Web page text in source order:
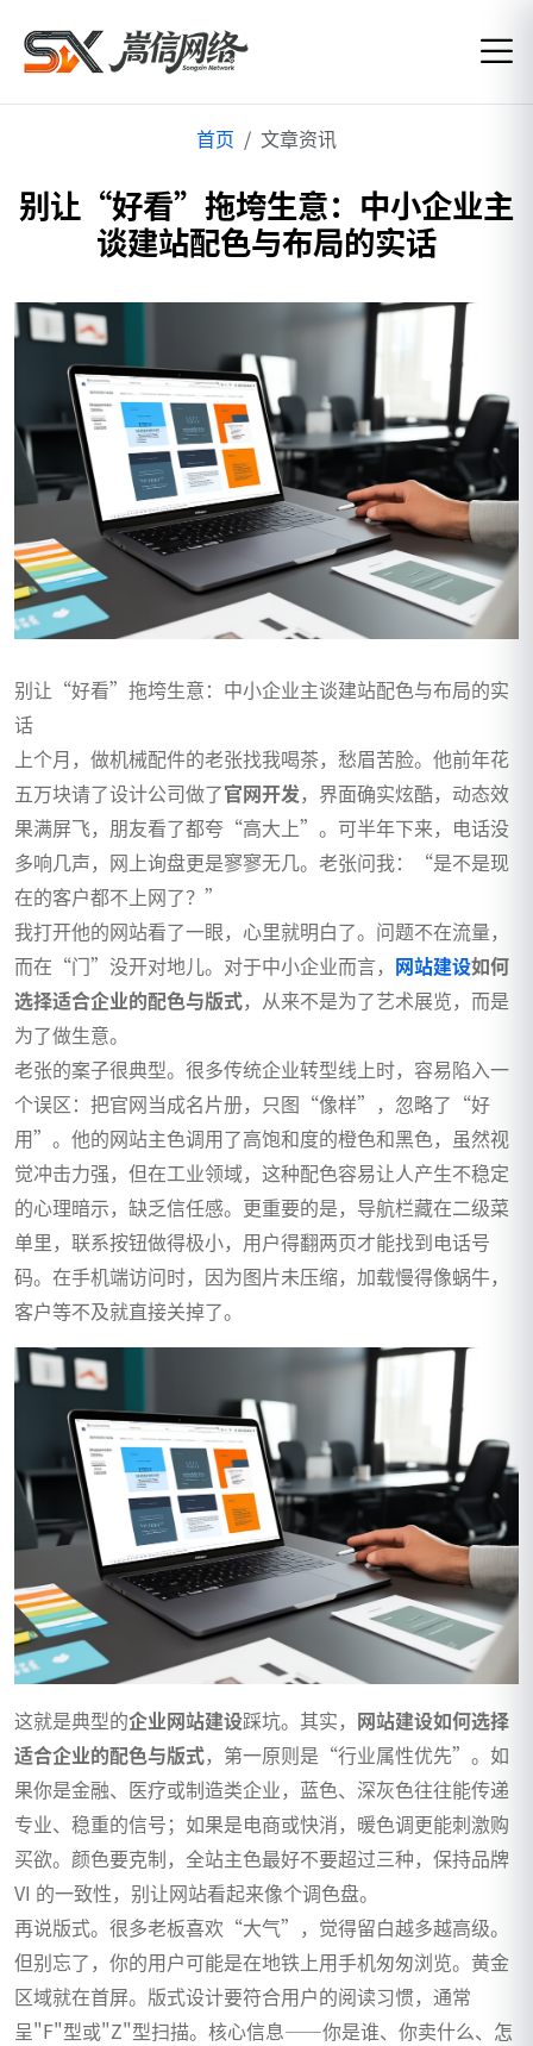
首页 文章资讯
别让“好看”拖垮生意：中小企业主
谈建站配色与布局的实话
别让“好看”拖垮生意：中小企业主谈建站配色与布局的实
话
上个月，做机械配件的老张找我喝茶，愁眉苦脸。他前年花
五万块请了设计公司做了官网开发，界面确实炫酷，动态效
果满屏飞，朋友看了都夸“高大上”。可半年下来，电话没
多响几声，网上询盘更是寥寥无几。老张问我：“是不是现
在的客户都不上网了？”
我打开他的网站看了一眼，心里就明白了。问题不在流量，
而在“门”没开对地儿。对于中小企业而言， 网站建设如何
选择适合企业的配色与版式，从来不是为了艺术展览，而是
为了做生意。
老张的案子很典型。很多传统企业转型线上时，容易陷入一
个误区：把官网当成名片册，只图“像样”，忽略了“好
用”。他的网站主色调用了高饱和度的橙色和黑色，虽然视
觉冲击力强，但在工业领域，这种配色容易让人产生不稳定
的心理暗示，缺乏信任感。更重要的是，导航栏藏在二级菜
单里，联系按钮做得极小，用户得翻两页才能找到电话号
码。在手机端访问时，因为图片未压缩，加载慢得像蜗牛，
客户等不及就直接关掉了。
这就是典型的企业网站建设踩坑。其实， 网站建设如何选择
适合企业的配色与版式，第一原则是“行业属性优先”。如
果你是金融、医疗或制造类企业，蓝色、深灰色往往能传递
专业、稳重的信号；如果是电商或快消，暖色调更能刺激购
买欲。颜色要克制，全站主色最好不要超过三种，保持品牌
VI 的一致性，别让网站看起来像个调色盘。
再说版式。很多老板喜欢“大气”，觉得留白越多越高级。
但别忘了，你的用户可能是在地铁上用手机匆匆浏览。黄金
区域就在首屏。版式设计要符合用户的阅读习惯，通常
呈"F"型或"Z"型扫描。核心信息——你是谁、你卖什么、怎